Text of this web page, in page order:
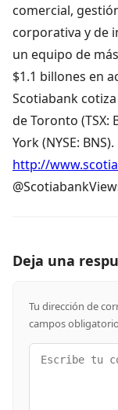
comercial,
corporativa y de
un equipo de
$1.1 billones en
Scotiabank
de Toronto (TSX:
York (NYSE:
http://
Deja una
Tu dirección de
campos